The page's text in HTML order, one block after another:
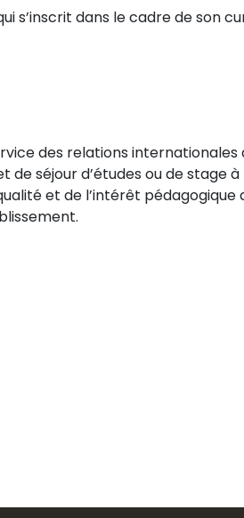
dans le cadre de son
des relations
séjour d’études ou de stage à
et de l’intérêt pédagogique